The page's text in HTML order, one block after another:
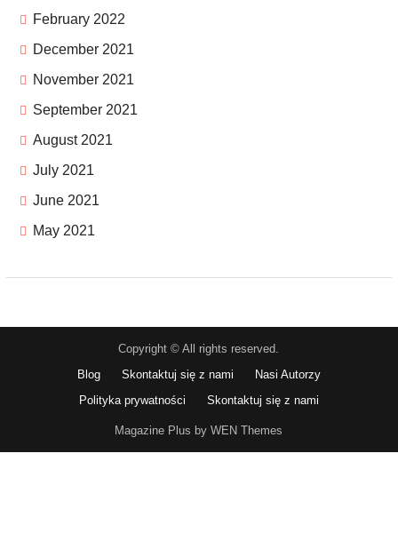
February 2022
December 2021
November 2021
September 2021
August 2021
July 2021
June 2021
May 2021
Copyright © All rights reserved.
Blog
Skontaktuj się z nami
Nasi Autorzy
Polityka prywatności
Skontaktuj się z nami
Magazine Plus by WEN Themes